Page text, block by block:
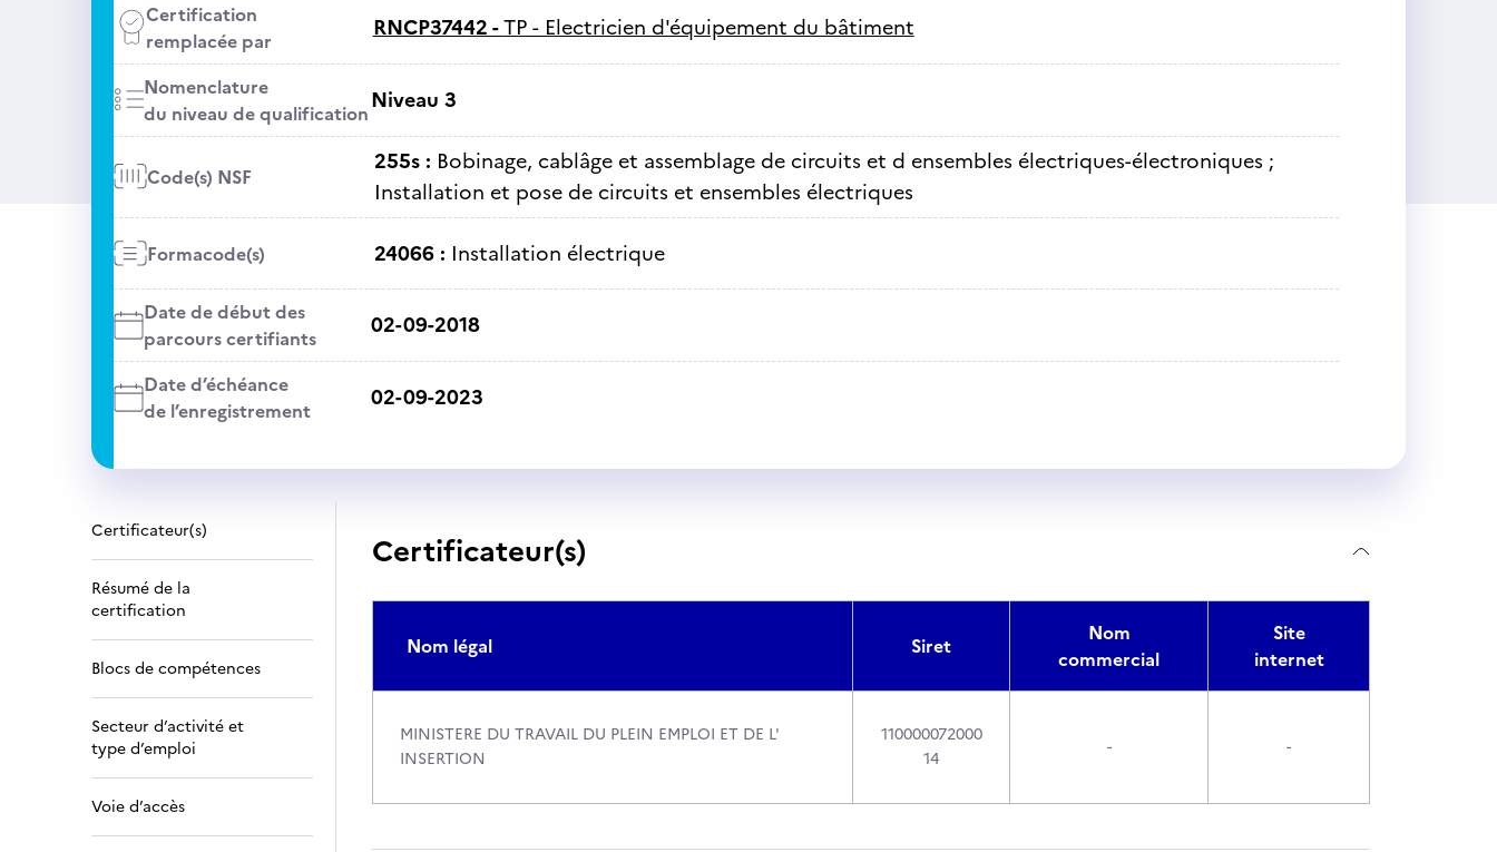
Certification
remplacée par
RNCP37442 -TP - Electricien d'équipement du bâtiment
Nomenclature
du niveau de qualificationNiveau 3
Code(s) NSF
255s : Bobinage, cablâge et assemblage de circuits et d ensembles électriques-électroniques ;
Installation et pose de circuits et ensembles électriques
Formacode(s) 24066 : Installation électrique
Date de début des
parcours certifiants
02-09-2018
Date d’échéance
de l’enregistrement
02-09-2023
Certificateur(s)
Résumé de la
certification
Blocs de compétences
Secteur d’activité et
type d’emploi
Voie d’accès
Certificateur(s)
Nom légal Siret
Nom
commercial
Site
internet
MINISTERE DU TRAVAIL DU PLEIN EMPLOI ET DE L'
INSERTION
110000072000
14
- -